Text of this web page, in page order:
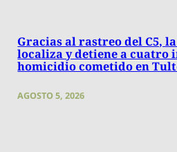
Gracias al rastreo del C5, la
localiza y detiene a cuatro
homicidio cometido en
AGOSTO 5, 2026